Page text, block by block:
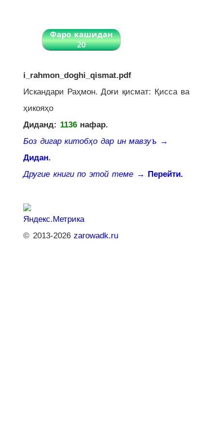
Фаро кашидан
20
i_rahmon_doghi_qismat.pdf
Искандари Раҳмон. Доғи қисмат: Қисса ва
ҳикояҳо
Диданд: 1136нафар.
Боз дигар китобҳо дар ин мавзуъ →
Дидан.
Другие книги по этой теме → Перейти.
© 2013-2026zarowadk.ru